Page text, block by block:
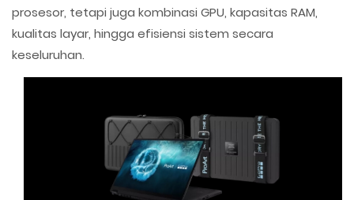
prosesor, tetapi juga kombinasi GPU, kapasitas RAM,
kualitas layar, hingga efisiensi sistem secara
keseluruhan.